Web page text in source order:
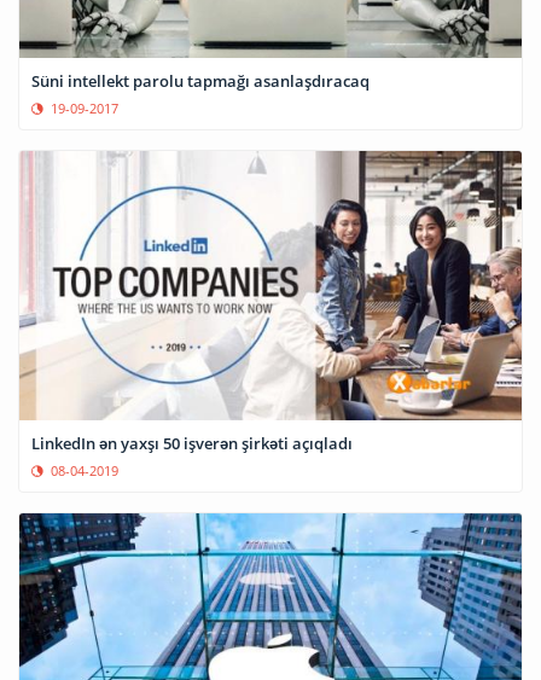
Süni intellekt parolu tapmağı asanlaşdıracaq
19-09-2017
LinkedIn ən yaxşı 50 işverən şirkəti açıqladı
08-04-2019